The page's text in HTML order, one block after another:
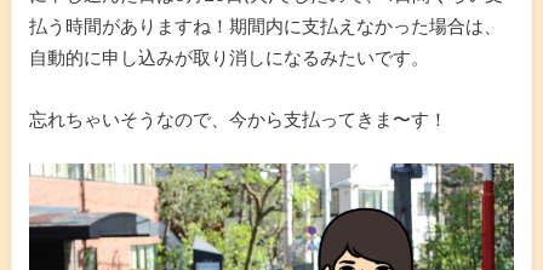
払う時間がありますね！期間内に支払えなかった場合は、
自動的に申し込みが取り消しになるみたいです。
忘れちゃいそうなので、今から支払ってきま〜す！